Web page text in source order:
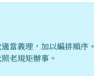
當義理，加以編排順序
老規矩辦事。